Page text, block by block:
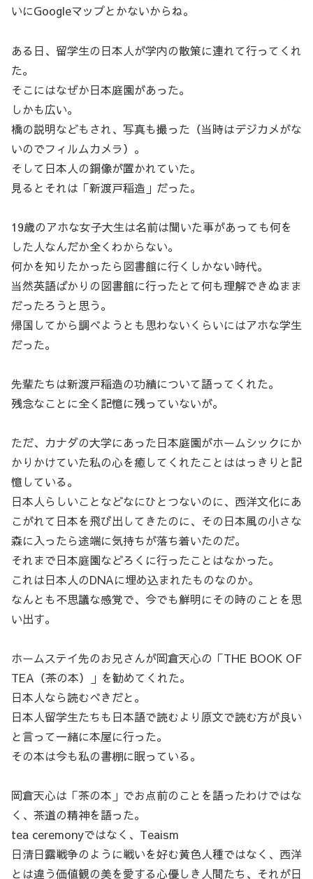
いにGoogleマップとかないからね。
ある日、留学生の日本人が学内の散策に連れて行ってくれ
た。
そこにはなぜか日本庭園があった。
しかも広い。
橋の説明などもされ、写真も撮った（当時はデジカメがな
いのでフィルムカメラ）。
そして日本人の銅像が置かれていた。
見るとそれは「新渡戸稲造」だった。
19歳のアホな女子大生は名前は聞いた事があっても何を
した人なんだか全くわからない。
何かを知りたかったら図書館に行くしかない時代。
当然英語ばかりの図書館に行ったとて何も理解できぬまま
だったろうと思う。
帰国してから調べようとも思わないくらいにはアホな学生
だった。
先輩たちは新渡戸稲造の功績について語ってくれた。
残念なことに全く記憶に残っていないが。
ただ、カナダの大学にあった日本庭園がホームシックにか
かりかけていた私の心を癒してくれたことははっきりと記
憶している。
日本人らしいことなどなにひとつないのに、西洋文化にあ
こがれて日本を飛び出してきたのに、その日本風の小さな
森に入ったら途端に気持ちが落ち着いたのだ。
それまで日本庭園などろくに行ったことはなかった。
これは日本人のDNAに埋め込まれたものなのか。
なんとも不思議な感覚で、今でも鮮明にその時のことを思
い出す。
ホームステイ先のお兄さんが岡倉天心の「THE BOOK OF
TEA（茶の本）」を勧めてくれた。
日本人なら読むべきだと。
日本人留学生たちも日本語で読むより原文で読む方が良い
と言って一緒に本屋に行った。
その本は今も私の書棚に眠っている。
岡倉天心は「茶の本」でお点前のことを語ったわけではな
く、茶道の精神を語った。
tea ceremonyではなく、Teaism
日清日露戦争のように戦いを好む黄色人種ではなく、西洋
とは違う価値観の美を愛する心優しき人間たち、それが日